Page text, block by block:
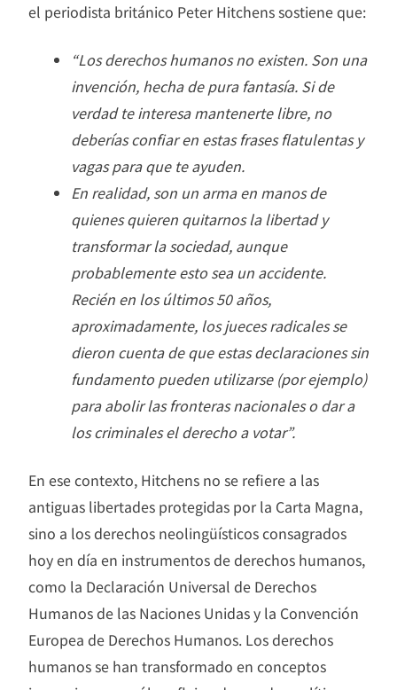
el periodista británico Peter Hitchens sostiene que:
“Los derechos humanos no existen. Son una
invención, hecha de pura fantasía. Si de
verdad te interesa mantenerte libre, no
deberías confiar en estas frases flatulentas y
vagas para que te ayuden.
En realidad, son un arma en manos de
quienes quieren quitarnos la libertad y
transformar la sociedad, aunque
probablemente esto sea un accidente.
Recién en los últimos 50 años,
aproximadamente, los jueces radicales se
dieron cuenta de que estas declaraciones sin
fundamento pueden utilizarse (por ejemplo)
para abolir las fronteras nacionales o dar a
los criminales el derecho a votar”.
En ese contexto, Hitchens no se refiere a las
antiguas libertades protegidas por la Carta Magna,
sino a los derechos neolingüísticos consagrados
hoy en día en instrumentos de derechos humanos,
como la Declaración Universal de Derechos
Humanos de las Naciones Unidas y la Convención
Europea de Derechos Humanos. Los derechos
humanos se han transformado en conceptos